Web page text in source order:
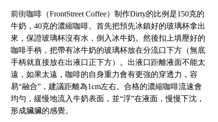
前街咖啡（FrontStreet Coffee）制作Dirty的比例是150克的
牛奶，40克的濃縮咖啡。首先把預先冰鎮好的玻璃杯拿出
來，保證玻璃杯沒有水，倒入冰牛奶。然後扣上填壓好的
咖啡手柄，把帶有冰牛奶的玻璃杯放在分流口下方（無底
手柄就直接放在出液口正下方）。出液口距離液面不能太
遠，如果太遠，咖啡的自身重力會有更強的穿透力，容
易“融合”，建議距離為1cm左右。合格的濃縮咖啡流速會
均勻，緩慢地流入牛奶表面，並“浮”在液面，慢慢下沈，
形成臟臟的感覺。